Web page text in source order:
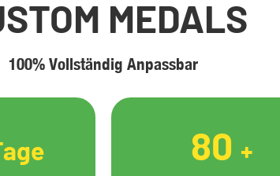
MEDALS
100% Vollständig Anpassbar
80 +